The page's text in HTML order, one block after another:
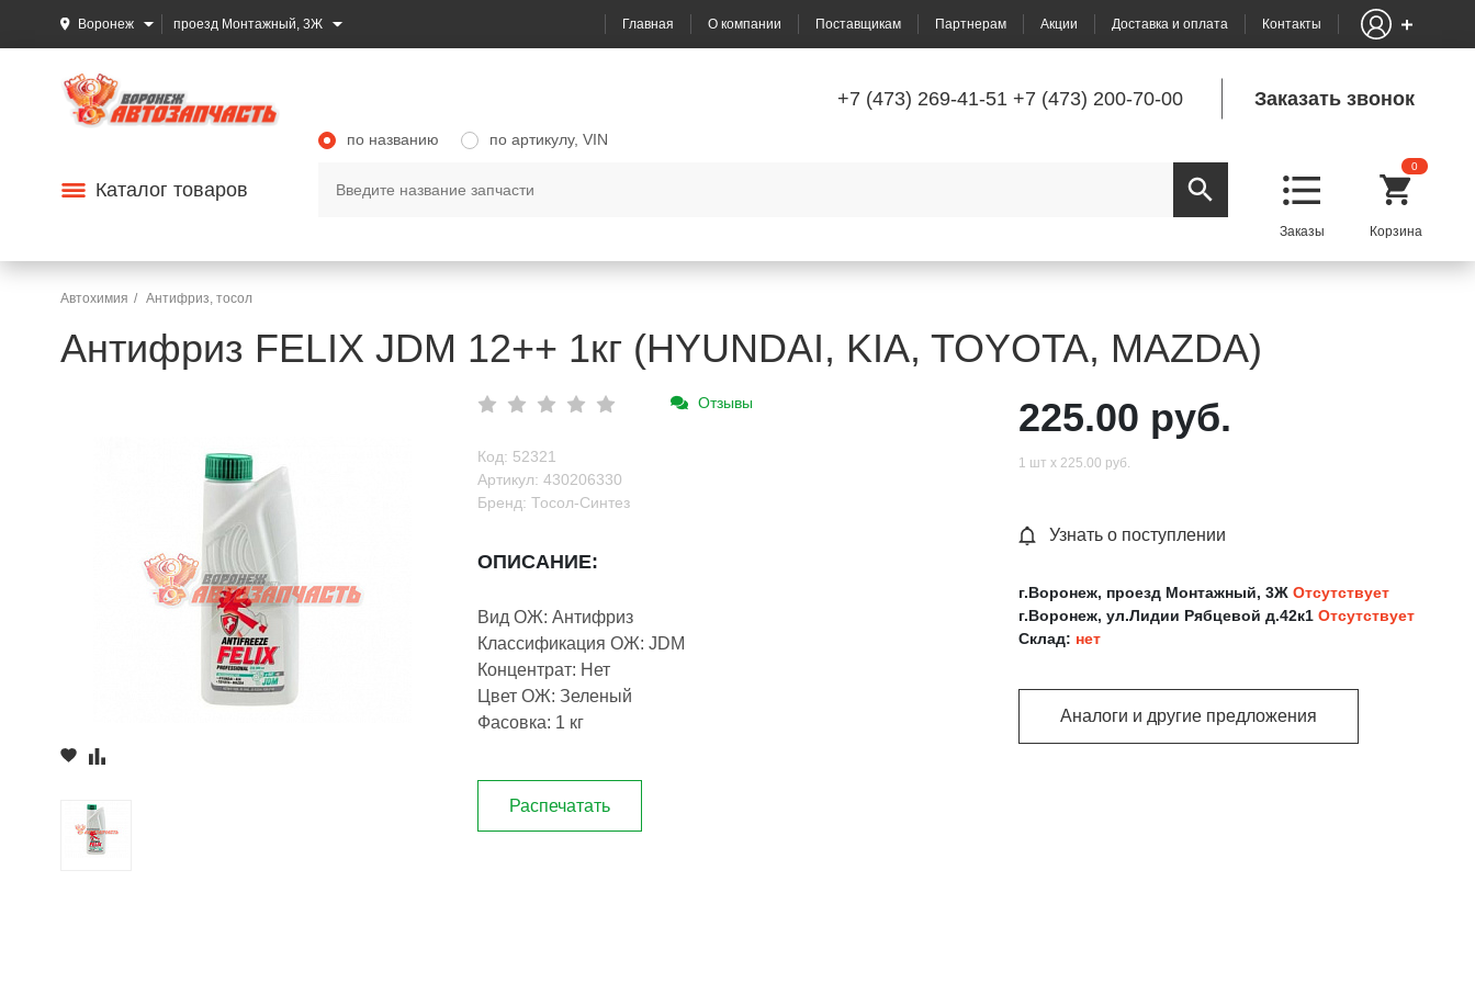
Воронеж проезд Монтажный, 3Ж Главная О компании Поставщикам Партнерам Акции Доставка и оплата Контакты
+7 (473) 269-41-51 +7 (473) 200-70-00 Заказать звонок
Каталог товаров
по названию по артикулу, VIN
0
Автохимия Антифриз, тосол
Антифриз FELIX JDM 12++ 1кг (HYUNDAI, KIA, TOYOTA, MAZDA)
Отзывы
Код: 52321
Артикул: 430206330
Бренд: Тосол-Синтез
ОПИСАНИЕ:
Вид ОЖ: Антифриз
Классификация ОЖ: JDM
Концентрат: Нет
Цвет ОЖ: Зеленый
Фасовка: 1 кг
Распечатать
225.00 руб.
1 шт х 225.00 руб.
Узнать о поступлении
г.Воронеж, проезд Монтажный, 3Ж Отсутствует
г.Воронеж, ул.Лидии Рябцевой д.42к1 Отсутствует
Склад: нет
Аналоги и другие предложения